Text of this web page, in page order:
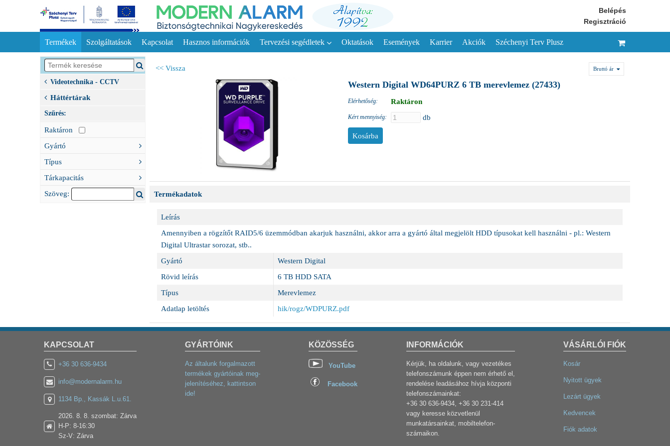
Belépés
Regisztráció
Termékek Szolgáltatások Kapcsolat Hasznos információk Tervezési segédletek Oktatások Események Karrier Akciók Széchenyi Terv Plusz
Videotechnika - CCTV
Háttértárak
Szűrés:
Raktáron
Gyártó
Típus
Tárkapacitás
Szöveg:
<< Vissza Bruttó ár
Western Digital WD64PURZ 6 TB merevlemez (27433)
Elérhetőség: Raktáron
Kért mennyiség: db
Termékadatok
Leírás
Amennyiben a rögzítőt RAID5/6 üzemmódban akarjuk használni, akkor arra a gyártó által megjelölt HDD típusokat kell használni - pl.: Western
Digital Ultrastar sorozat, stb..
Gyártó
Western Digital
Rövid leírás
6 TB HDD SATA
Típus
Merevlemez
Adatlap letöltés
hik/rogz/WDPURZ.pdf
KAPCSOLAT
+36 30 636-9434
info@modernalarm.hu
1134 Bp., Kassák L.u.61.
2026. 8. 8. szombat: Zárva
H-P: 8-16:30
Sz-V: Zárva
VÁSÁRLÓI FIÓK
Kosár
Nyitott ügyek
Lezárt ügyek
Kedvencek
Fiók adatok
KÖZÖSSÉG
YouTube
Facebook
INFORMÁCIÓK
Kérjük, ha oldalunk, vagy vezetékes
telefonszámunk éppen nem érhető el,
rendelése leadásához hívja központi
telefonszámainkat:
+36 30 636-9434, +36 30 231-414
vagy keresse közvetlenül
munkatársainkat, mobiltelefon-
számaikon.
GYÁRTÓINK
Az általunk forgalmazott
termékek gyártóinak meg-
jelenítéséhez, kattintson
ide!